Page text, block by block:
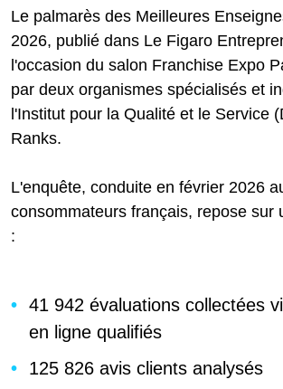
Le palmarès des Meilleures
2026, publié dans Le Figaro
l'occasion du salon Franchise Expo
par deux organismes spécialisés et
l'Institut pour la Qualité et le Service
Ranks.
L'enquête, conduite en février 2026
consommateurs français, repose sur
:
41 942 évaluations collectées
en ligne qualifiés
125 826 avis clients analysés